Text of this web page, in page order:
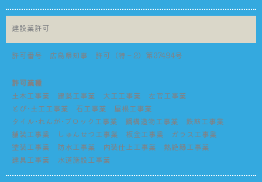
建設業許可
許可番号 広島県知事 許可（特－2）第37494号
許可業種
土木工事業 建築工事業 大工工事業 左官工事業
とび･土工工事業 石工事業 屋根工事業
タイル･れんが･ブロック工事業 鋼構造物工事業 鉄筋工事業
舗装工事業 しゅんせつ工事業 板金工事業 ガラス工事業
塗装工事業 防水工事業 内装仕上工事業 熱絶縁工事業
建具工事業 水道施設工事業